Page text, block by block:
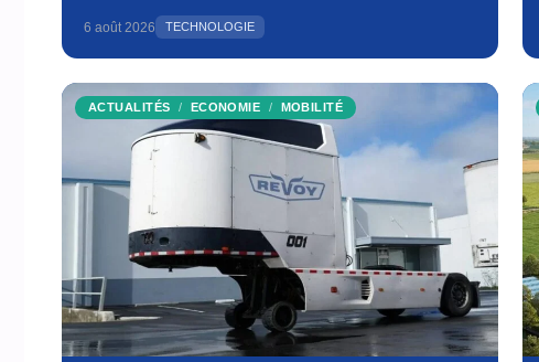
6 août 2026 TECHNOLOGIE
ACTUALITÉS ECONOMIE MOBILITÉ